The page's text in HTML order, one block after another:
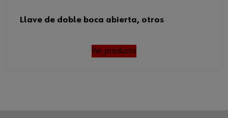
Llave de doble boca abierta, otros
Ver producto